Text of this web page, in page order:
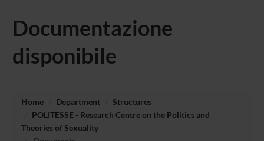
Documentazione
disponibile
Home Department
Structures
POLITESSE - Research Centre on the Politics and
Theories of Sexuality